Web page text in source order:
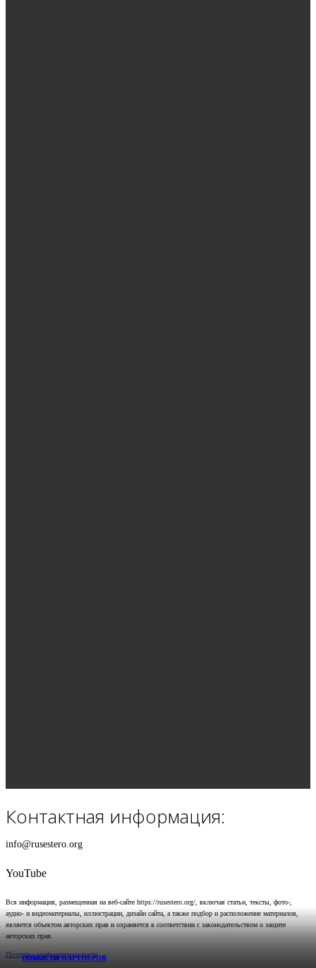
СОБЫТИЯ
НОВОСТИ ПАРТНЕРОВ
НОВОСТИ ПАРТНЕРОВ
Контактная информация:
info@rusestero.org
YouTube
Вся информация, размещенная на веб-сайте https://rusestero.org/, включая статьи, тексты, фото-,
аудио- и видеоматериалы, иллюстрации, дизайн сайта, а также подбор и расположение материалов,
является объектом авторских прав и охраняется в соответствии с законодательством о защите
авторских прав.
Политика конфиденциальности